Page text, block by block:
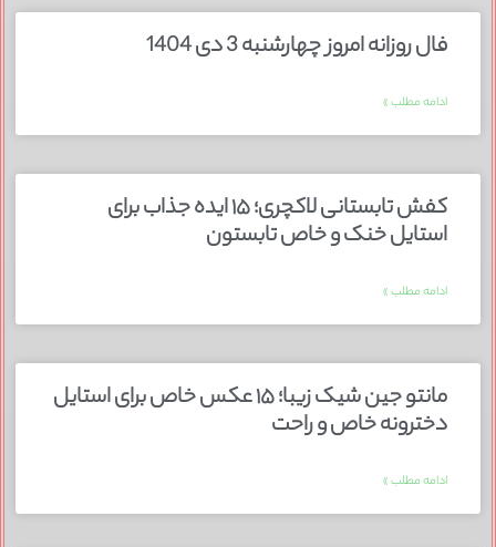
فال روزانه امروز چهارشنبه 3 دی 1404
ادامه مطلب »
کفش تابستانی لاکچری؛ ۱۵ ایده‌ جذاب برای
استایل خنک و خاص تابستون
ادامه مطلب »
مانتو جین شیک زیبا؛ ۱۵ عکس خاص برای استایل
دخترونه خاص و راحت
ادامه مطلب »